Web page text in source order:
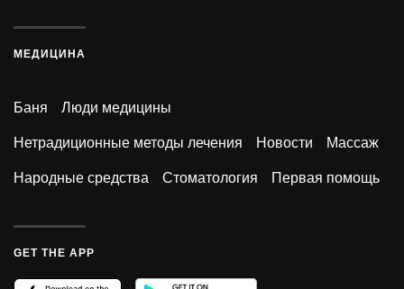
МЕДИЦИНА
Баня Люди медицины
Нетрадиционные методы лечения Новости Массаж
Народные средства Стоматология Первая помощь
GET THE APP